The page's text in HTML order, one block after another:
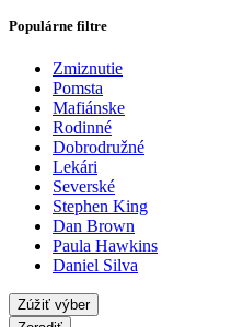
Populárne filtre
Zmiznutie
Pomsta
Mafiánske
Rodinné
Dobrodružné
Lekári
Severské
Stephen King
Dan Brown
Paula Hawkins
Daniel Silva
Zúžiť výber